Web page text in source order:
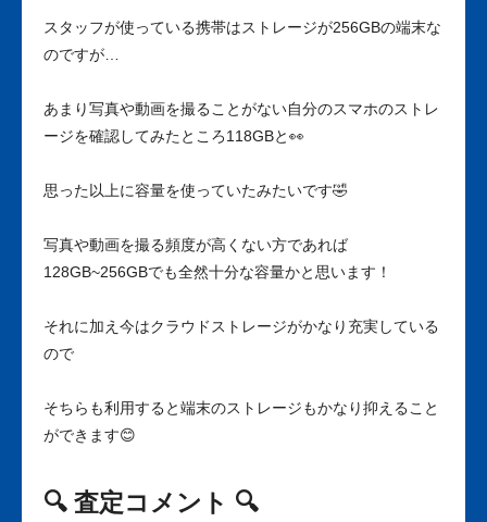
スタッフが使っている携帯はストレージが256GBの端末な
のですが…
あまり写真や動画を撮ることがない自分のスマホのストレ
ージを確認してみたところ118GBと👀
思った以上に容量を使っていたみたいです🤣
写真や動画を撮る頻度が高くない方であれば
128GB~256GBでも全然十分な容量かと思います！
それに加え今はクラウドストレージがかなり充実している
ので
そちらも利用すると端末のストレージもかなり抑えること
ができます😊
🔍 査定コメント 🔍